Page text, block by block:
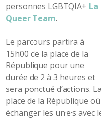
personnes LGBTQIA+ La
Queer Team.
Le parcours partira à
15h00 de la place de la
République pour une
durée de 2 à 3 heures et
sera ponctué d’actions.
place de la République
échanger les un·e·s avec